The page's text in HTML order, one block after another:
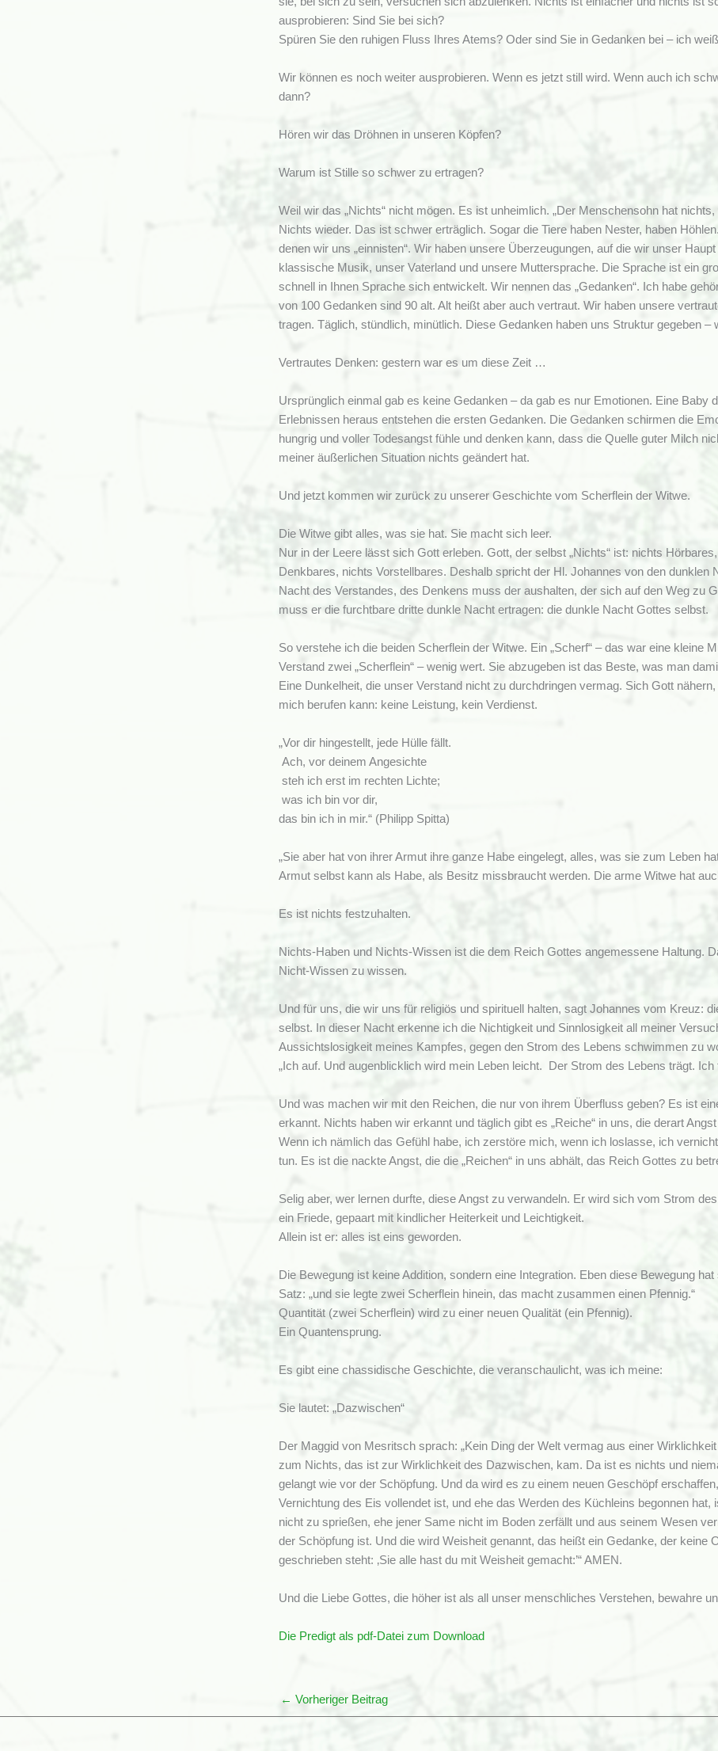
ausprobieren: Sind Sie bei sich?
Spüren Sie den ruhigen Fluss Ihres Atems? Oder sind Sie in Gedanken bei – ich
Wir können es noch weiter ausprobieren. Wenn es jetzt still wird. Wenn auch ich
dann?
Hören wir das Dröhnen in unseren Köpfen?
Warum ist Stille so schwer zu ertragen?
Weil wir das „Nichts“ nicht mögen. Es ist unheimlich. „Der Menschensohn hat
Nichts wieder. Das ist schwer erträglich. Sogar die Tiere haben Nester, haben
denen wir uns „einnisten“. Wir haben unsere Überzeugungen, auf die wir unser
klassische Musik, unser Vaterland und unsere Muttersprache. Die Sprache ist ein
schnell in Ihnen Sprache sich entwickelt. Wir nennen das „Gedanken“. Ich habe
von 100 Gedanken sind 90 alt. Alt heißt aber auch vertraut. Wir haben unsere
tragen. Täglich, stündlich, minütlich. Diese Gedanken haben uns Struktur gegeben –
Vertrautes Denken: gestern war es um diese Zeit …
Ursprünglich einmal gab es keine Gedanken – da gab es nur Emotionen. Eine Baby
Erlebnissen heraus entstehen die ersten Gedanken. Die Gedanken schirmen die
hungrig und voller Todesangst fühle und denken kann, dass die Quelle guter Milch
meiner äußerlichen Situation nichts geändert hat.
Und jetzt kommen wir zurück zu unserer Geschichte vom Scherflein der Witwe.
Die Witwe gibt alles, was sie hat. Sie macht sich leer.
Nur in der Leere lässt sich Gott erleben. Gott, der selbst „Nichts“ ist: nichts
Denkbares, nichts Vorstellbares. Deshalb spricht der Hl. Johannes von den dunklen
Nacht des Verstandes, des Denkens muss der aushalten, der sich auf den Weg zu
muss er die furchtbare dritte dunkle Nacht ertragen: die dunkle Nacht Gottes selbst.
So verstehe ich die beiden Scherflein der Witwe. Ein „Scherf“ – das war eine kleine
Verstand zwei „Scherflein“ – wenig wert. Sie abzugeben ist das Beste, was man
Eine Dunkelheit, die unser Verstand nicht zu durchdringen vermag. Sich Gott
mich berufen kann: keine Leistung, kein Verdienst.
„Vor dir hingestellt, jede Hülle fällt.
Ach, vor deinem Angesichte
steh ich erst im rechten Lichte;
was ich bin vor dir,
das bin ich in mir.“ (Philipp Spitta)
„Sie aber hat von ihrer Armut ihre ganze Habe eingelegt, alles, was sie zum Leben
Armut selbst kann als Habe, als Besitz missbraucht werden. Die arme Witwe hat
Es ist nichts festzuhalten.
Nichts-Haben und Nichts-Wissen ist die dem Reich Gottes angemessene Haltung.
Nicht-Wissen zu wissen.
Und für uns, die wir uns für religiös und spirituell halten, sagt Johannes vom Kreuz:
selbst. In dieser Nacht erkenne ich die Nichtigkeit und Sinnlosigkeit all meiner
Aussichtslosigkeit meines Kampfes, gegen den Strom des Lebens schwimmen zu
„Ich auf. Und augenblicklich wird mein Leben leicht. Der Strom des Lebens trägt.
Und was machen wir mit den Reichen, die nur von ihrem Überfluss geben? Es ist
erkannt. Nichts haben wir erkannt und täglich gibt es „Reiche“ in uns, die derart
Wenn ich nämlich das Gefühl habe, ich zerstöre mich, wenn ich loslasse, ich
tun. Es ist die nackte Angst, die die „Reichen“ in uns abhält, das Reich Gottes zu
Selig aber, wer lernen durfte, diese Angst zu verwandeln. Er wird sich vom Strom
ein Friede, gepaart mit kindlicher Heiterkeit und Leichtigkeit.
Allein ist er: alles ist eins geworden.
Die Bewegung ist keine Addition, sondern eine Integration. Eben diese Bewegung
Satz: „und sie legte zwei Scherflein hinein, das macht zusammen einen Pfennig.“
Quantität (zwei Scherflein) wird zu einer neuen Qualität (ein Pfennig).
Ein Quantensprung.
Es gibt eine chassidische Geschichte, die veranschaulicht, was ich meine:
Sie lautet: „Dazwischen“
Der Maggid von Mesritsch sprach: „Kein Ding der Welt vermag aus einer
zum Nichts, das ist zur Wirklichkeit des Dazwischen, kam. Da ist es nichts und
gelangt wie vor der Schöpfung. Und da wird es zu einem neuen Geschöpf
Vernichtung des Eis vollendet ist, und ehe das Werden des Küchleins begonnen
nicht zu sprießen, ehe jener Same nicht im Boden zerfällt und aus seinem Wesen
der Schöpfung ist. Und die wird Weisheit genannt, das heißt ein Gedanke, der keine
geschrieben steht: ‚Sie alle hast du mit Weisheit gemacht:’“ AMEN.
Und die Liebe Gottes, die höher ist als all unser menschliches Verstehen, bewahre
Die Predigt als pdf-Datei zum Download
← Vorheriger Beitrag